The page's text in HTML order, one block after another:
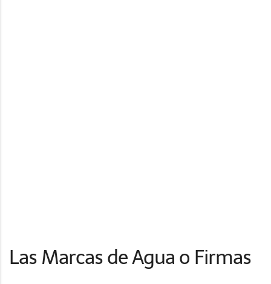
Las Marcas de Agua o Firmas